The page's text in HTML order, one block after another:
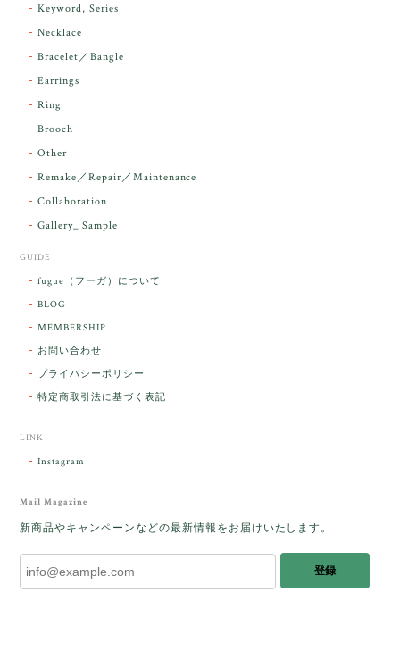
下さり、ありがとうございました。
レビューをありがとうございます。 実物を
こそ この度は誠にありがとうございまし
た人に幸せが訪れる」という言い伝えがあるケサラン
パサラン。とっても素敵です。メッセージでは色々記
憶違いもありましたが、またいつかお会いして楽しい
した。
をあたたかく迎え入れてくださり とても嬉
しく思います。 この石のふわりとした光を
ランパサラン」でした。これからはT様の
傍で そっと見守ってくれるのではないかな
Keyword, Series
Necklace
Bracelet／Bangle
Earrings
Ring
Brooch
Other
Remake／Repair／Maintenance
Collaboration
Gallery_ Sample
GUIDE
fugue（フーガ）について
BLOG
MEMBERSHIP
お問い合わせ
プライバシーポリシー
特定商取引法に基づく表記
LINK
Instagram
Mail Magazine
新商品やキャンペーンなどの最新情報をお届けいたします。
登録